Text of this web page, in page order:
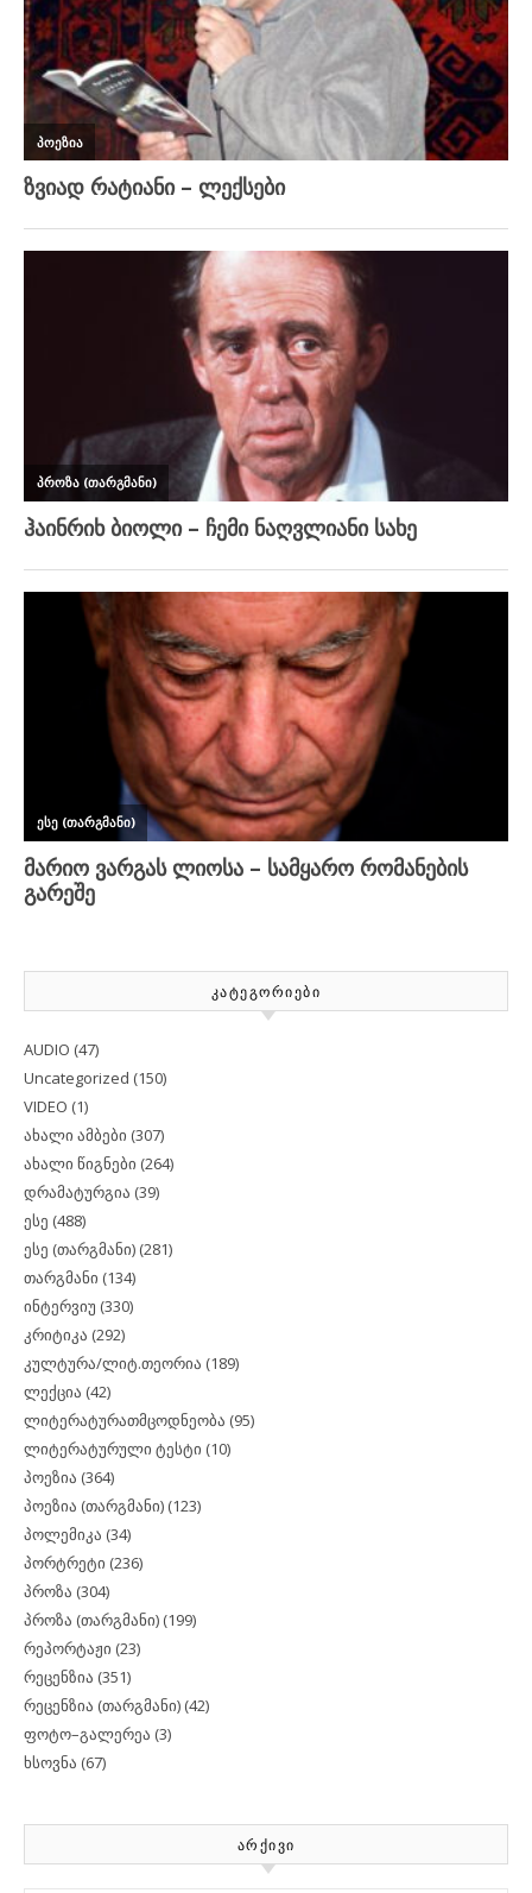
ᲙᲐᲢᲔᲒᲝᲠᲘᲔᲑᲘ
AUDIO (47)
Uncategorized (150)
VIDEO (1)
ახალი ამბები (307)
ახალი წიგნები (264)
დრამატურგია (39)
ესე (488)
ესე (თარგმანი) (281)
თარგმანი (134)
ინტერვიუ (330)
კრიტიკა (292)
კულტურა/ლიტ.თეორია (189)
ლექცია (42)
ლიტერატურათმცოდნეობა (95)
ლიტერატურული ტესტი (10)
პოეზია (364)
პოეზია (თარგმანი) (123)
პოლემიკა (34)
პორტრეტი (236)
პროზა (304)
პროზა (თარგმანი) (199)
რეპორტაჟი (23)
რეცენზია (351)
რეცენზია (თარგმანი) (42)
ფოტო–გალერეა (3)
ხსოვნა (67)
ᲐᲠᲥᲘᲕᲘ